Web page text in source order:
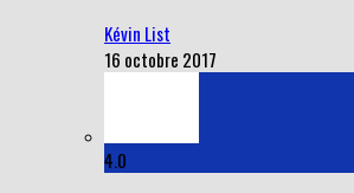
Kévin List
16 octobre 2017
4.0